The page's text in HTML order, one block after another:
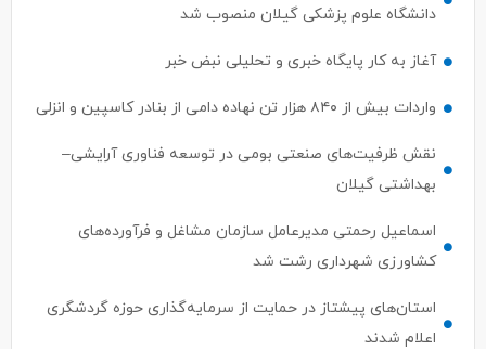
دانشگاه علوم پزشکی گیلان منصوب شد
آغاز به کار پایگاه خبری و تحلیلی نبض خبر
واردات بیش از ۸۴۰ هزار تن نهاده دامی از بنادر كاسپین و انزلی
نقش ظرفیت‌های صنعتی بومی در توسعه فناوری آرایشی–
بهداشتی گیلان
اسماعیل رحمتی مدیرعامل سازمان مشاغل و فرآورده‌های
کشاورزی شهرداری رشت شد
استان‌های پیشتاز در حمایت از سرمایه‌گذاری حوزه گردشگری
اعلام شدند